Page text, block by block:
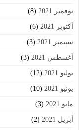
نوفمبر 2021 (8)
أكتوبر 2021 (6)
سبتمبر 2021 (3)
أغسطس 2021 (3)
يوليو 2021 (12)
يونيو 2021 (10)
مايو 2021 (3)
أبريل 2021 (2)